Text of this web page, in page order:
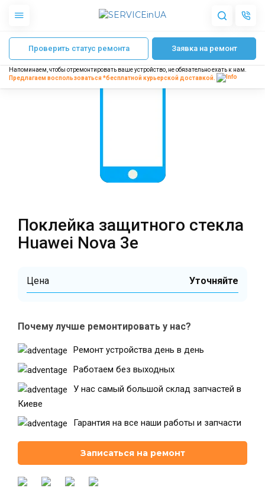
Apple
Гаджеты
Акустика
Партнерам
Интернет-магазин
г. Киев, ТЦ LAKE PLAZA, ул. Героев
г. Киев, ул. Казимира Малевича, 87
Дарница
г. Киев, Комфорт Таун, ул.
Березнева, 16, корпус 3
Проверить статус ремонта Заявка на ремонт
Напоминаем, чтобы отремонтировать ваше устройство, не обязательно ехать к нам.
Предлагаем воспользоваться *бесплатнойкурьерской доставкой.
Главная Ремонт телефонов Huawei Ремонт Huawei Nova 3e
Поклейка защитного стекла
Huawei Nova 3e
Цена Уточняйте
Почему лучше ремонтировать у нас?
Ремонт устройства день в день
Работаем без выходных
У нас самый большой склад запчастей в
Киеве
Гарантия на все наши работы и запчасти
Записаться на ремонт